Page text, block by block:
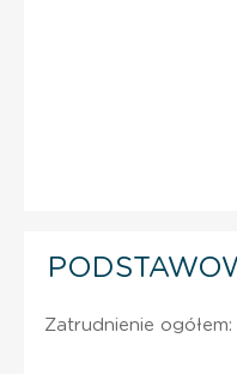
Zatrudnienie ogółem: